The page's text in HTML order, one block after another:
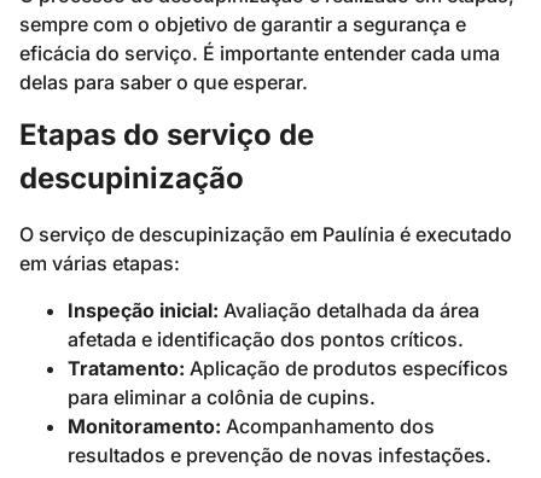
sempre com o objetivo de garantir a segurança e
eficácia do serviço. É importante entender cada uma
delas para saber o que esperar.
Etapas do serviço de
descupinização
O serviço de descupinização em Paulínia é executado
em várias etapas:
Inspeção inicial: Avaliação detalhada da área
afetada e identificação dos pontos críticos.
Tratamento: Aplicação de produtos específicos
para eliminar a colônia de cupins.
Monitoramento: Acompanhamento dos
resultados e prevenção de novas infestações.